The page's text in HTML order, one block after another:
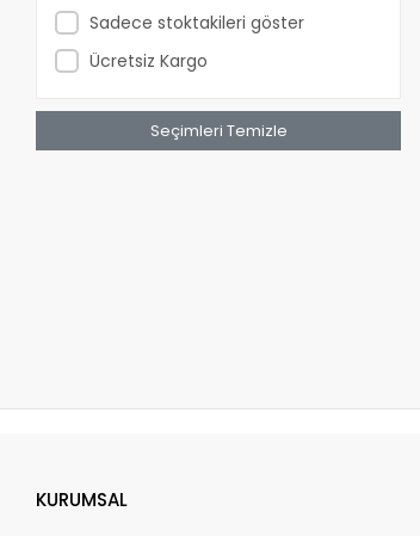
Greyfurt Fidanları
Guava Fidanları
Hurma Fidanları
Hünnap Fidanı
Ihlamur Fidanları
Kocayemiş (Dağ Çileği) Fidanları
Sadece stoktakileri göster
Ücretsiz Kargo
Seçimleri Temizle
KURUMSAL